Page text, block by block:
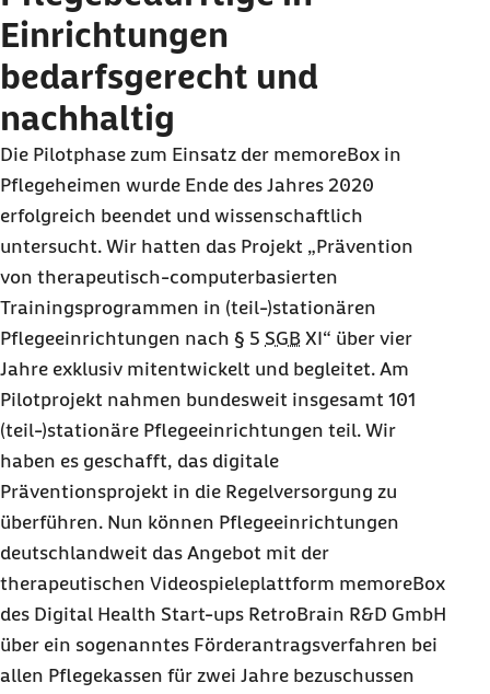
Einrichtungen
bedarfsgerecht und
nachhaltig
Die Pilotphase zum Einsatz der memoreBox in
Pflegeheimen wurde Ende des Jahres 2020
erfolgreich beendet und wissenschaftlich
untersucht. Wir hatten das Projekt „Prävention
von therapeutisch-computerbasierten
Trainingsprogrammen in (teil-)stationären
Pflegeeinrichtungen nach § 5 SGB XI“ über vier
Jahre exklusiv mitentwickelt und begleitet. Am
Pilotprojekt nahmen bundesweit insgesamt 101
(teil-)stationäre Pflegeeinrichtungen teil. Wir
haben es geschafft, das digitale
Präventionsprojekt in die Regelversorgung zu
überführen. Nun können Pflegeeinrichtungen
deutschlandweit das Angebot mit der
therapeutischen Videospieleplattform memoreBox
des Digital Health Start-ups RetroBrain R&D GmbH
über ein sogenanntes Förderantragsverfahren bei
allen Pflegekassen für zwei Jahre bezuschussen